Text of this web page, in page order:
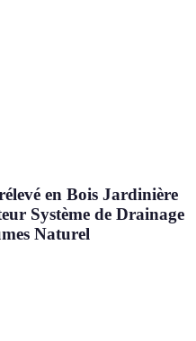
en Bois Jardinière
Système de Drainage
Naturel